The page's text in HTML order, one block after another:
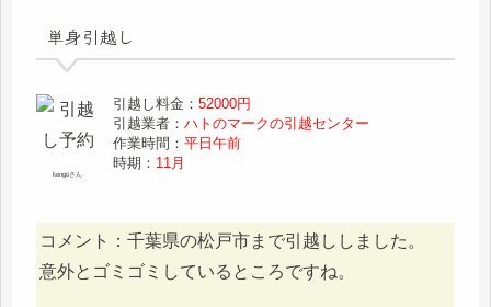
単身引越し
kengoさん
引越し料金：52000円
引越業者：ハトのマークの引越センター
作業時間：平日午前
時期： 11月
コメント：千葉県の松戸市まで引越ししました。
意外とゴミゴミしているところですね。